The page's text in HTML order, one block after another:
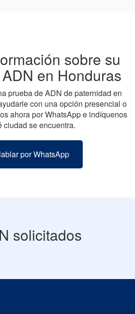
sobre su
en Honduras
prueba de ADN de paternidad en
con una opción presencial o
ahora por WhatsApp e indíquenos
ciudad se encuentra.
por WhatsApp
solicitados